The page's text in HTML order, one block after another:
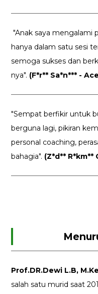
"Anak saya mengalami
hanya dalam satu sesi
semoga sukses dan
nya". (F*r** Sa*n*** -
"Sempat berfikir untuk
berguna lagi, pikiran
personal coaching,
bahagia". (Z*d** R*km**
Prof.DR.Dewi L.B,
salah satu murid saat